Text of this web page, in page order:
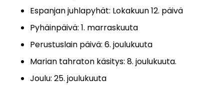
Espanjan juhlapyhät: Lokakuun 12. päivä
Pyhäinpäivä: 1. marraskuuta
Perustuslain päivä: 6. joulukuuta
Marian tahraton käsitys: 8. joulukuuta.
Joulu: 25. joulukuuta